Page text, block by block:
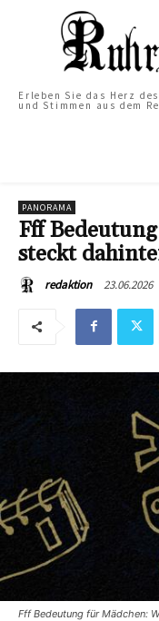
Erleben Sie das Herz
und Stimmen aus dem
PANORAMA
Fff
steckt
redaktion 23.06.2026
Fff Bedeutung für Mädchen: